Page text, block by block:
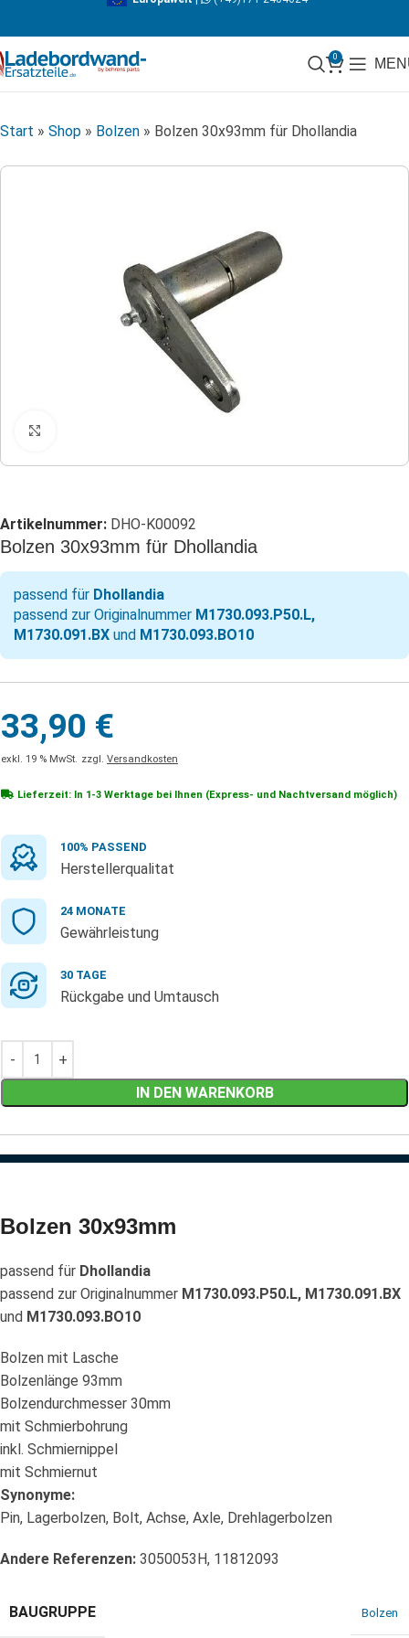
0
Start » Shop » Bolzen » Bolzen 30x93mm für Dhollandia
Artikelnummer: DHO-K00092
Bolzen 30x93mm für Dhollandia
passend für Dhollandia
passend zur Originalnummer M1730.093.P50.L,
M1730.091.BX und M1730.093.BO10
33,90 €
exkl. 19 % MwSt. zzgl. Versandkosten
Lieferzeit: In 1-3 Werktage bei Ihnen (Express- und Nachtversand möglich)
100% PASSEND
Herstellerqualitat
24 MONATE
Gewährleistung
30 TAGE
Rückgabe und Umtausch
IN DEN WARENKORB
Bolzen 30x93mm
passend für Dhollandia
passend zur Originalnummer M1730.093.P50.L, M1730.091.BX
und M1730.093.BO10
Bolzen mit Lasche
Bolzenlänge 93mm
Bolzendurchmesser 30mm
mit Schmierbohrung
inkl. Schmiernippel
mit Schmiernut
Synonyme:
Pin, Lagerbolzen, Bolt, Achse, Axle, Drehlagerbolzen
Andere Referenzen: 3050053H, 11812093
BAUGRUPPE Bolzen